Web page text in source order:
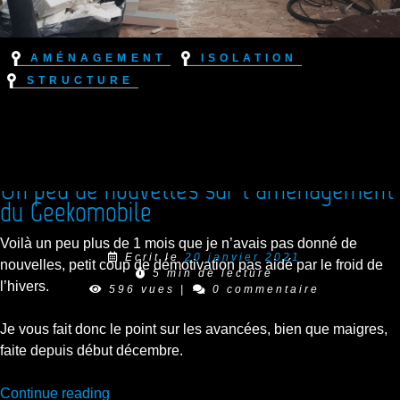
Aménagement
Isolation
Structure
Un peu de nouvelles sur l’aménagement
du Geekomobile
Ecrit le 20 janvier 2021
5 min de lecture
596 vues
| 0 commentaire
Voilà un peu plus de 1 mois que je n’avais pas donné de
nouvelles, petit coup de démotivation pas aidé par le froid de
l’hivers.
Je vous fait donc le point sur les avancées, bien que maigres,
faite depuis début décembre.
Continue reading